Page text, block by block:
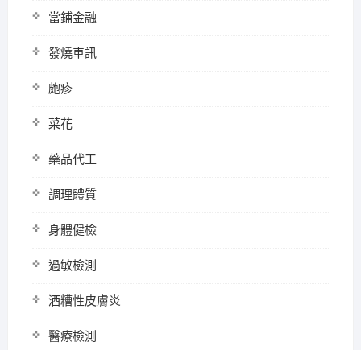
當鋪金融
發燒車訊
皰疹
菜花
藥品代工
調理體質
身體健檢
過敏檢測
酒糟性皮膚炎
醫療檢測